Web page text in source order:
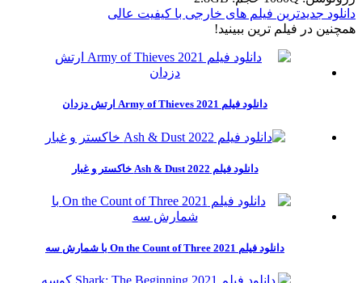
دانلود جدیدترین فیلم های خارجی با کیفیت عالی
همچنين در فيلم ترين ببينيد!
دانلود فیلم Army of Thieves 2021 ارتش دزدان
دانلود فیلم Ash & Dust 2022 خاکستر و غبار
دانلود فیلم On the Count of Three 2021 با شمارش سه